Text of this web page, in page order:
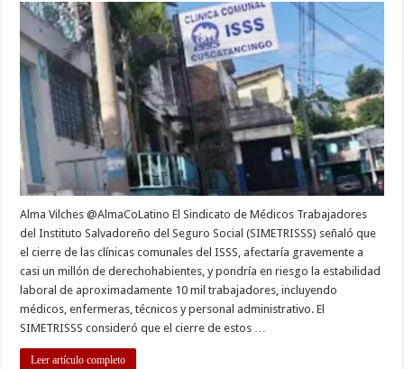
de
clínicas
comunales
del
ISSS
afectaría
a
un
millón
de
derechohabientes
Alma Vilches @AlmaCoLatino El Sindicato de Médicos Trabajadores
del Instituto Salvadoreño del Seguro Social (SIMETRISSS) señaló que
el cierre de las clínicas comunales del ISSS, afectaría gravemente a
casi un millón de derechohabientes, y pondría en riesgo la estabilidad
laboral de aproximadamente 10 mil trabajadores, incluyendo
médicos, enfermeras, técnicos y personal administrativo. El
SIMETRISSS consideró que el cierre de estos …
Leer artículo completo